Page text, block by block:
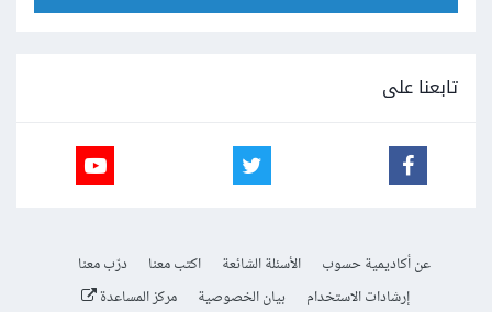
تابعنا على
عن أكاديمية حسوب الأسئلة الشائعة اكتب معنا
درّب معنا
إرشادات الاستخدام
بيان الخصوصية مركز المساعدة